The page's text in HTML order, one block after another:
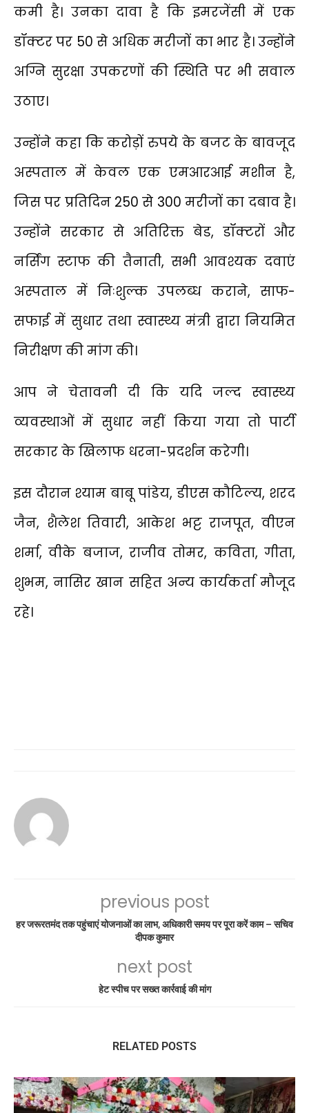
कमी है। उनका दावा है कि इमरजेंसी में एक
डॉक्टर पर 50 से अधिक मरीजों का भार है। उन्होंने
अग्नि सुरक्षा उपकरणों की स्थिति पर भी सवाल
उठाए।
उन्होंने कहा कि करोड़ों रुपये के बजट के बावजूद
अस्पताल में केवल एक एमआरआई मशीन है,
जिस पर प्रतिदिन 250 से 300 मरीजों का दबाव है।
उन्होंने सरकार से अतिरिक्त बेड, डॉक्टरों और
नर्सिंग स्टाफ की तैनाती, सभी आवश्यक दवाएं
अस्पताल में निःशुल्क उपलब्ध कराने, साफ-
सफाई में सुधार तथा स्वास्थ्य मंत्री द्वारा नियमित
निरीक्षण की मांग की।
आप ने चेतावनी दी कि यदि जल्द स्वास्थ्य
व्यवस्थाओं में सुधार नहीं किया गया तो पार्टी
सरकार के खिलाफ धरना-प्रदर्शन करेगी।
इस दौरान श्याम बाबू पांडेय, डीएस कौटिल्य, शरद
जैन, शैलेश तिवारी, आकेश भट्ट राजपूत, वीएन
शर्मा, वीके बजाज, राजीव तोमर, कविता, गीता,
शुभम, नासिर खान सहित अन्य कार्यकर्ता मौजूद
रहे।
previous post
हर जरूरतमंद तक पहुंचाएं योजनाओं का लाभ, अधिकारी समय पर पूरा करें काम – सचिव
दीपक कुमार
next post
हेट स्पीच पर सख्त कार्रवाई की मांग
RELATED POSTS